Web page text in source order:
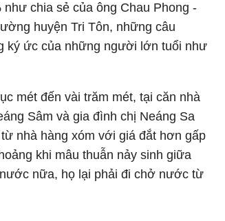
chia sẻ của ông Chau Phong -
huyện Tri Tôn, những câu
ký ức của những người lớn tuổi như
mét đến vài trăm mét, tại căn nhà
Sâm và gia đình chị Neáng Sa
nhà hàng xóm với giá đắt hơn gấp
khi mâu thuẫn nảy sinh giữa
nữa, họ lại phải đi chở nước từ